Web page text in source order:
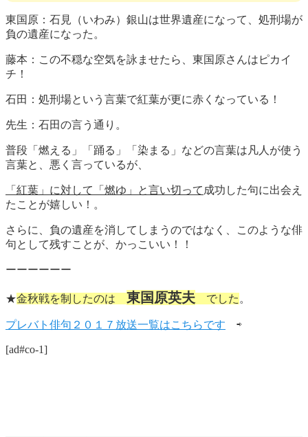
東国原：石見（いわみ）銀山は世界遺産になって、処刑場が
負の遺産になった。
藤本：この不穏な空気を詠ませたら、東国原さんはピカイ
チ！
石田：処刑場という言葉で紅葉が更に赤くなっている！
先生：石田の言う通り。
普段「燃える」「踊る」「染まる」などの言葉は凡人が使う
言葉と、悪く言っているが、
「紅葉」に対して「燃ゆ」と言い切って成功した句に出会え
たことが嬉しい！。
さらに、負の遺産を消してしまうのではなく、このような俳
句として残すことが、かっこいい！！
ーーーーーー
★金秋戦を制したのは 東国原英夫 でした。
プレバト俳句２０１７放送一覧はこちらです ⇨
[ad#co-1]